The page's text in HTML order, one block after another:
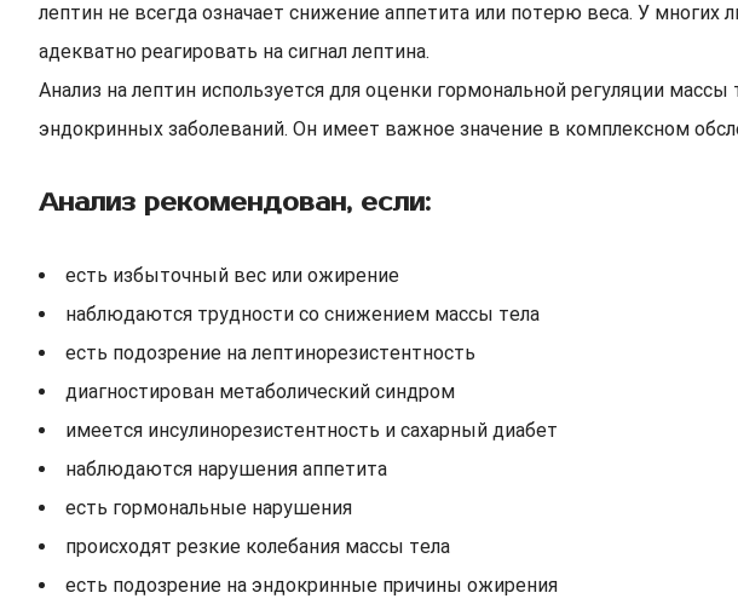
лептин не всегда означает снижение аппетита или потерю веса. У
адекватно реагировать на сигнал лептина.
Анализ на лептин используется для оценки гормональной регуляции
эндокринных заболеваний. Он имеет важное значение в комплексном
Анализ рекомендован, если:
есть избыточный вес или ожирение
наблюдаются трудности со снижением массы тела
есть подозрение на лептинорезистентность
диагностирован метаболический синдром
имеется инсулинорезистентность и сахарный диабет
наблюдаются нарушения аппетита
есть гормональные нарушения
происходят резкие колебания массы тела
есть подозрение на эндокринные причины ожирения